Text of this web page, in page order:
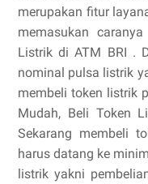
merupakan fitur
memasukan
Listrik di ATM BRI .
nominal pulsa listrik
membeli token listrik
Mudah, Beli Token
Sekarang membeli
harus datang ke
listrik yakni